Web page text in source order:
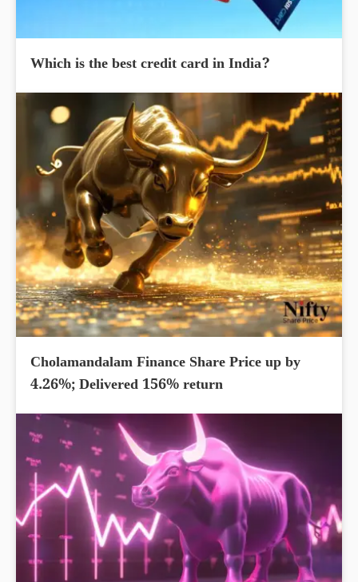
Which is the best credit card in India?
Cholamandalam Finance Share Price up by
4.26%; Delivered 156% return